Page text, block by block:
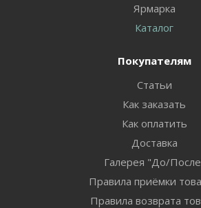
Ярмарка
Каталог
Покупателям
Статьи
Как заказать
Как оплатить
Доставка
Галерея "До/
Правила приёмки
Правила возврата